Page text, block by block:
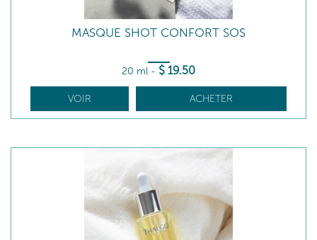
MASQUE SHOT CONFORT SOS
20 ml - $ 19.50
VOIR ACHETER